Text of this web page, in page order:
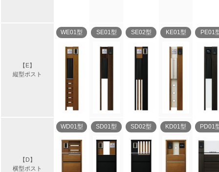
【E】
縦型ポスト
WE01型 SE01型 SE02型 KE01型 PE01
【D】
横型ポスト
WD01型 SD01型 SD02型 KD01型 PD01